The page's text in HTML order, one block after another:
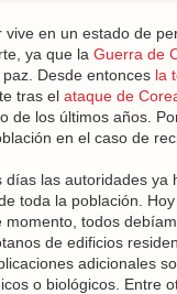
vive en un estado de
ya que la Guerra de
Desde entonces la
tras el ataque de
de los últimos años.
en el caso de
días las autoridades
toda la población.
momento, todos
de edificios
adicionales
o biológicos. Entre